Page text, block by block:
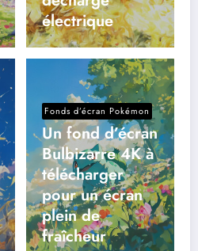
électrique
Fonds d’écran Pokémon
Un fond d’écran
Bulbizarre 4K à
télécharger
pour un écran
plein de
fraîcheur